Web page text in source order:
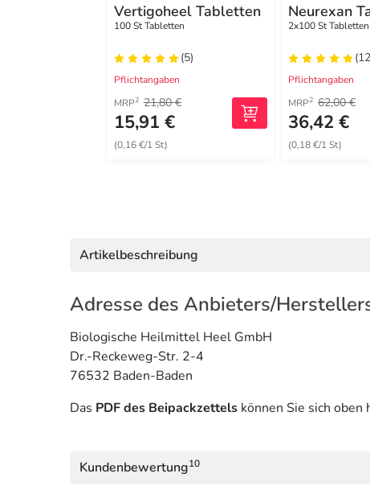
Vertigoheel Tabletten
100 St Tabletten
(5)
Pflichtangaben
MRP2 21,80 €
15,91 €
(0,16 €/1 St)
Neurexan
2x100 St Tabletten
Pflichtangaben
MRP2 62,00 €
36,42 €
(0,18 €/1 St)
Artikelbeschreibung
Adresse des Anbieters/
Biologische Heilmittel Heel GmbH
Dr.-Reckeweg-Str. 2-4
76532 Baden-Baden
Das PDF des Beipackzettels können Sie sich oben
Kundenbewertung10